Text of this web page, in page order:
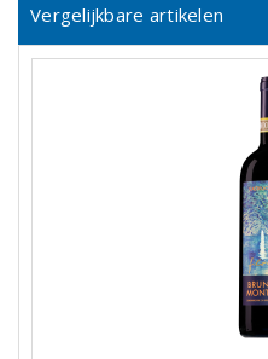
Vergelijkbare artikelen